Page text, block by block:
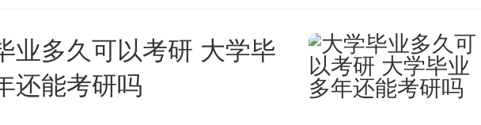
业考试内容
：测量身高、体重、三围尺寸、肩宽、体
业多久可以考研 大学毕
还能考研吗